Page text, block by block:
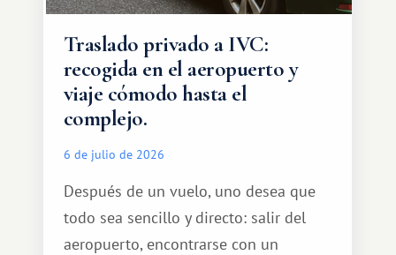
Traslado privado a IVC:
recogida en el aeropuerto y
viaje cómodo hasta el
complejo.
6 de julio de 2026
Después de un vuelo, uno desea que
todo sea sencillo y directo: salir del
aeropuerto, encontrarse con un